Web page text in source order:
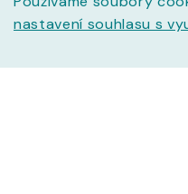
nastavení souhlasu s